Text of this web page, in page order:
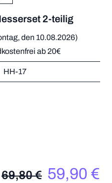
2-teilig
den 10.08.2026)
ab 20€
HH-17
69,80 € 59,90 €